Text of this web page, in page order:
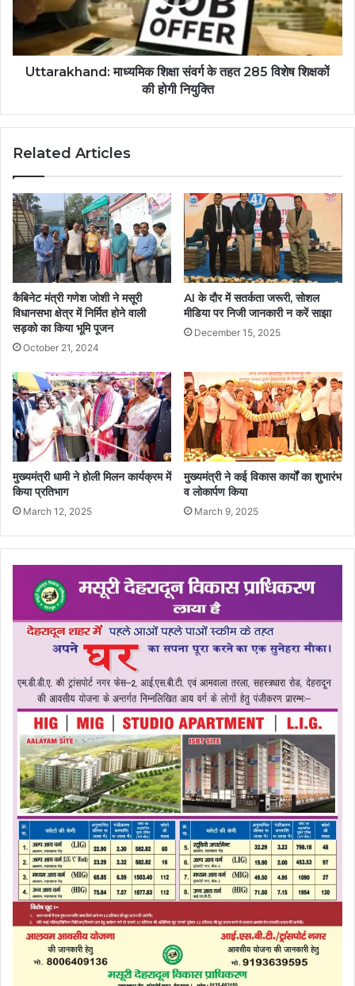
Uttarakhand: माध्यमिक शिक्षा संवर्ग के तहत 285 विशेष शिक्षकों
की होगी नियुक्ति
Related Articles
कैबिनेट मंत्री गणेश जोशी ने मसूरी
विधानसभा क्षेत्र में निर्मित होने वाली
सड़को का किया भूमि पूजन
October 21, 2024
AI के दौर में सतर्कता जरूरी, सोशल
मीडिया पर निजी जानकारी न करें साझा
December 15, 2025
मुख्यमंत्री धामी ने होली मिलन कार्यक्रम में
किया प्रतिभाग
March 12, 2025
मुख्यमंत्री ने कई विकास कार्यों का शुभारंभ
व लोकार्पण किया
March 9, 2025